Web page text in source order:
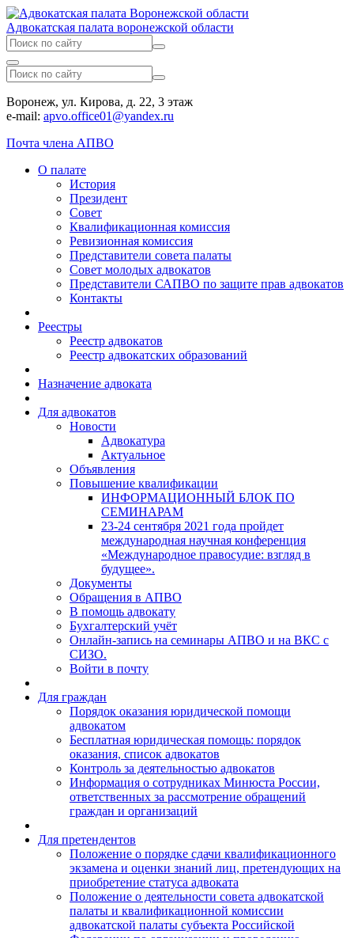
Адвокатская палата воронежской области
Воронеж, ул. Кирова, д. 22, 3 этаж
e-mail: apvo.office01@yandex.ru
Почта члена АПВО
О палате
История
Президент
Совет
Квалификационная комиссия
Ревизионная комиссия
Представители совета палаты
Совет молодых адвокатов
Представители САПВО по защите прав адвокатов
Контакты
Реестры
Реестр адвокатов
Реестр адвокатских образований
Назначение адвоката
Для адвокатов
Новости
Адвокатура
Актуальное
Объявления
Повышение квалификации
ИНФОРМАЦИОННЫЙ БЛОК ПО
СЕМИНАРАМ
23-24 сентября 2021 года пройдет
международная научная конференция
«Международное правосудие: взгляд в
будущее».
Документы
Обращения в АПВО
В помощь адвокату
Бухгалтерский учёт
Онлайн-запись на семинары АПВО и на ВКС с
СИЗО.
Войти в почту
Для граждан
Порядок оказания юридической помощи
адвокатом
Бесплатная юридическая помощь: порядок
оказания, список адвокатов
Контроль за деятельностью адвокатов
Информация о сотрудниках Минюста России,
ответственных за рассмотрение обращений
граждан и организаций
Для претендентов
Положение о порядке сдачи квалификационного
экзамена и оценки знаний лиц, претендующих на
приобретение статуса адвоката
Положение о деятельности совета адвокатской
палаты и квалификационной комиссии
адвокатской палаты субъекта Российской